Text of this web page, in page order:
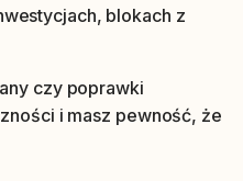
blokach z
czy poprawki
i masz pewność, że